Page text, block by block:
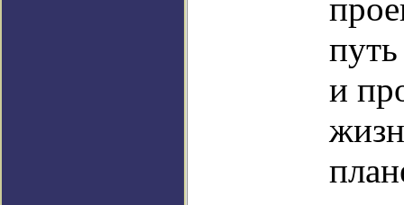
и